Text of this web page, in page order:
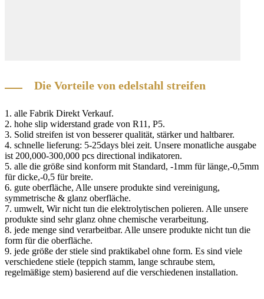
Die Vorteile von edelstahl streifen
1. alle Fabrik Direkt Verkauf.
2. hohe slip widerstand grade von R11, P5.
3. Solid streifen ist von besserer qualität, stärker und haltbarer.
4. schnelle lieferung: 5-25days blei zeit. Unsere monatliche ausgabe
ist 200,000-300,000 pcs directional indikatoren.
5. alle die größe sind konform mit Standard, -1mm für länge,-0,5mm
für dicke,-0,5 für breite.
6. gute oberfläche, Alle unsere produkte sind vereinigung,
symmetrische & glanz oberfläche.
7. umwelt, Wir nicht tun die elektrolytischen polieren. Alle unsere
produkte sind sehr glanz ohne chemische verarbeitung.
8. jede menge sind verarbeitbar. Alle unsere produkte nicht tun die
form für die oberfläche.
9. jede größe der stiele sind praktikabel ohne form. Es sind viele
verschiedene stiele (teppich stamm, lange schraube stem,
regelmäßige stem) basierend auf die verschiedenen installation.